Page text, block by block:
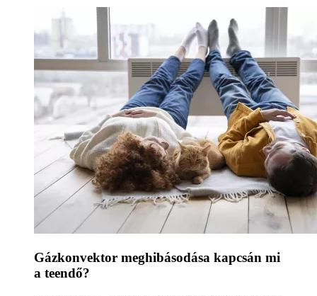
Gázkonvektor meghibásodása kapcsán mi
a teendő?